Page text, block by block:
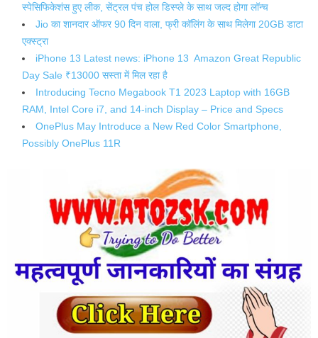
स्पेसिफिकेशंस हुए लीक, सेंट्रल पंच होल डिस्प्ले के साथ जल्द होगा लॉन्च
Jio का शानदार ऑफर 90 दिन वाला, फ्री कॉलिंग के साथ मिलेगा 20GB डाटा
एक्स्ट्रा
iPhone 13 Latest news: iPhone 13 Amazon Great Republic
Day Sale ₹13000 सस्ता में मिल रहा है
Introducing Tecno Megabook T1 2023 Laptop with 16GB
RAM, Intel Core i7, and 14-inch Display – Price and Specs
OnePlus May Introduce a New Red Color Smartphone,
Possibly OnePlus 11R